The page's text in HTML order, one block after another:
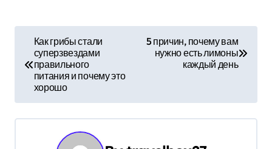
и
Как грибы стали
суперзвездами
правильного
питания и почему это
хорошо
5 причин, почему вам
нужно есть лимоны
каждый день